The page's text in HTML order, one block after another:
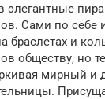
элегантные
Сами по себе
и
обществу, но
мирный и